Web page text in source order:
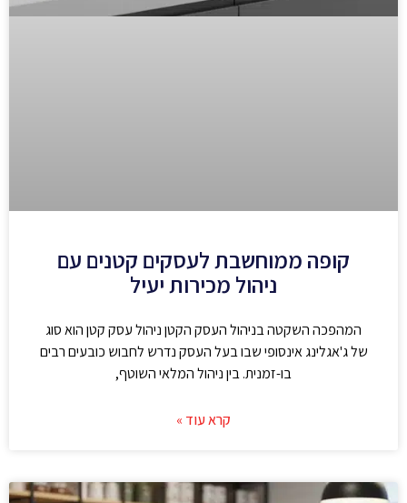
קופה ממוחשבת לעסקים קטנים עם
ניהול מכירות יעיל
המהפכה השקטה בניהול העסק הקטן ניהול עסק קטן הוא סוג
של ג'אגלינג אינסופי שבו בעל העסק נדרש לחבוש כובעים רבים
בו-זמנית. בין ניהול המלאי השוטף,
קרא עוד »